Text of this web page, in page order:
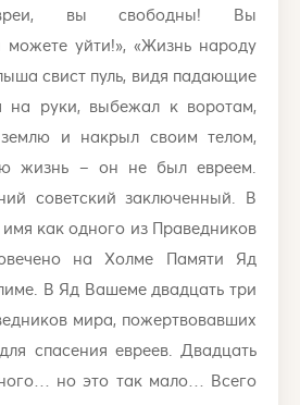
вы свободны! Вы
уйти!», «Жизнь народу
свист пуль, видя падающие
на руки, выбежал к воротам,
и накрыл своим телом,
жизнь – он не был евреем.
советский заключенный. В
как одного из Праведников
на Холме Памяти Яд
В Яд Вашеме двадцать три
мира, пожертвовавших
спасения евреев. Двадцать
но это так мало… Всего